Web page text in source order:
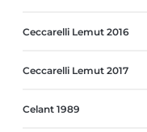
Ceccarelli Lemut 2016
Ceccarelli Lemut 2017
Celant 1989